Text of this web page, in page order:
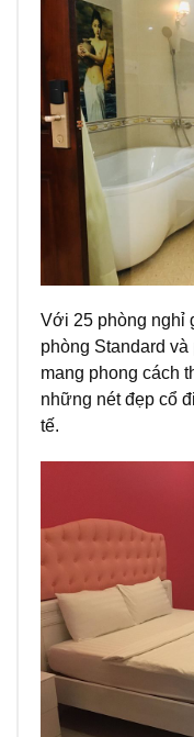
Với 25 phòng nghỉ
phòng Standard
mang phong cách
những nét đẹp cổ
tế.